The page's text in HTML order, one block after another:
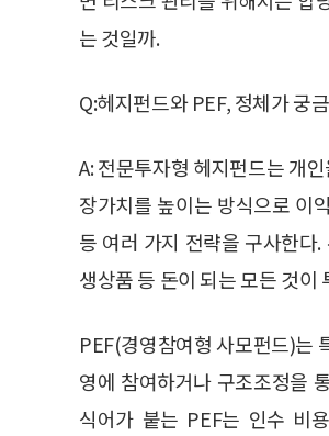
는 것일까.
Q:헤지펀드와 PEF, 정체가 궁
A: 전문투자형 헤지펀드는 개
장가치를 높이는 방식으로 이
등 여러 가지 전략을 구사한다
생상품 등 돈이 되는 모든 것이
PEF(경영참여형 사모펀드)는
영에 참여하거나 구조조정을
식어가 붙는 PEF는 인수 비